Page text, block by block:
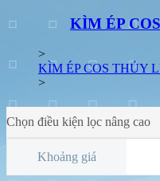
KÌM ÉP
>
KÌM ÉP COS THỦY
>
Chọn điều kiện lọc nâng cao
Khoảng giá